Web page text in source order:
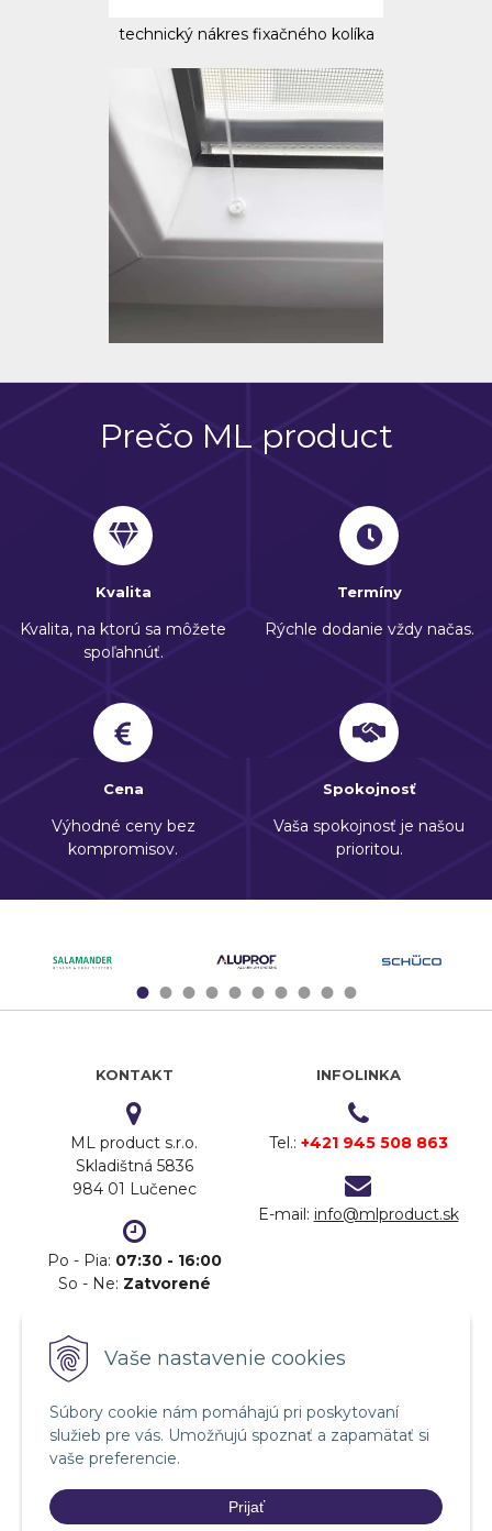
Vaše nastavenie cookies
Súbory cookie nám pomáhajú pri poskytovaní
služieb pre vás. Umožňujú spoznať a zapamätať si
vaše preferencie.
Prijať
technický nákres fixačného kolíka
Prečo ML product
Kvalita
Kvalita, na ktorú sa môžete
spoľahnúť.
Termíny
Rýchle dodanie vždy načas.
Cena
Výhodné ceny bez
kompromisov.
Spokojnosť
Vaša spokojnosť je našou
prioritou.
12345678910
KONTAKT
ML product s.r.o.
Skladištná 5836
984 01 Lučenec
Po - Pia: 07:30 - 16:00
So - Ne: Zatvorené
INFOLINKA
Tel.: +421 945 508 863
E-mail: info@mlproduct.sk